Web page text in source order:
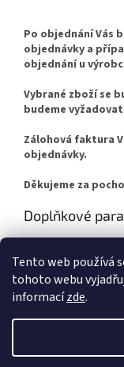
Tento web používá
tohoto webu
informacízde.
Po objednání Vás
objednávky a
objednání u
Vybrané zboží se
budeme
Zálohová faktura
objednávky.
Děkujeme za
Doplňkové
Záruka: 2 roky